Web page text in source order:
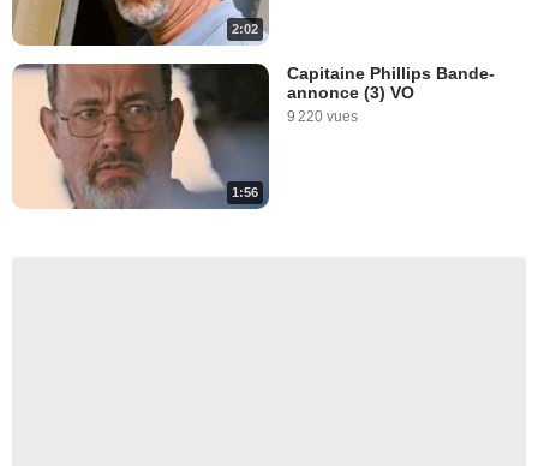
2:02
1:56
Capitaine Phillips Bande-
annonce (3) VO
9 220 vues